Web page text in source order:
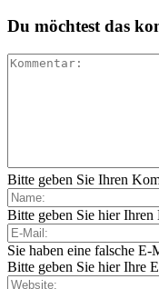
Du möchtest das
Bitte geben Sie Ihren
Bitte geben Sie hier Ihren
Sie haben eine falsche
Bitte geben Sie hier Ihre